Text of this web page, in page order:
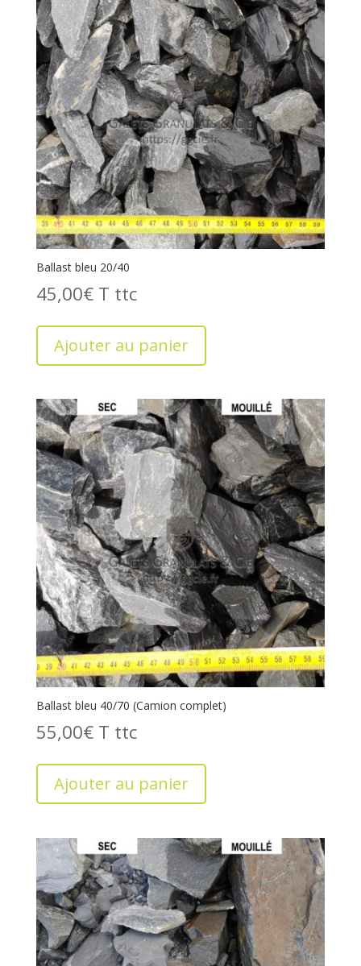
Ballast bleu 20/40
45,00€ T
Ajouter au panier
Ballast bleu 40/70 (Camion complet)
55,00€ T
Ajouter au panier